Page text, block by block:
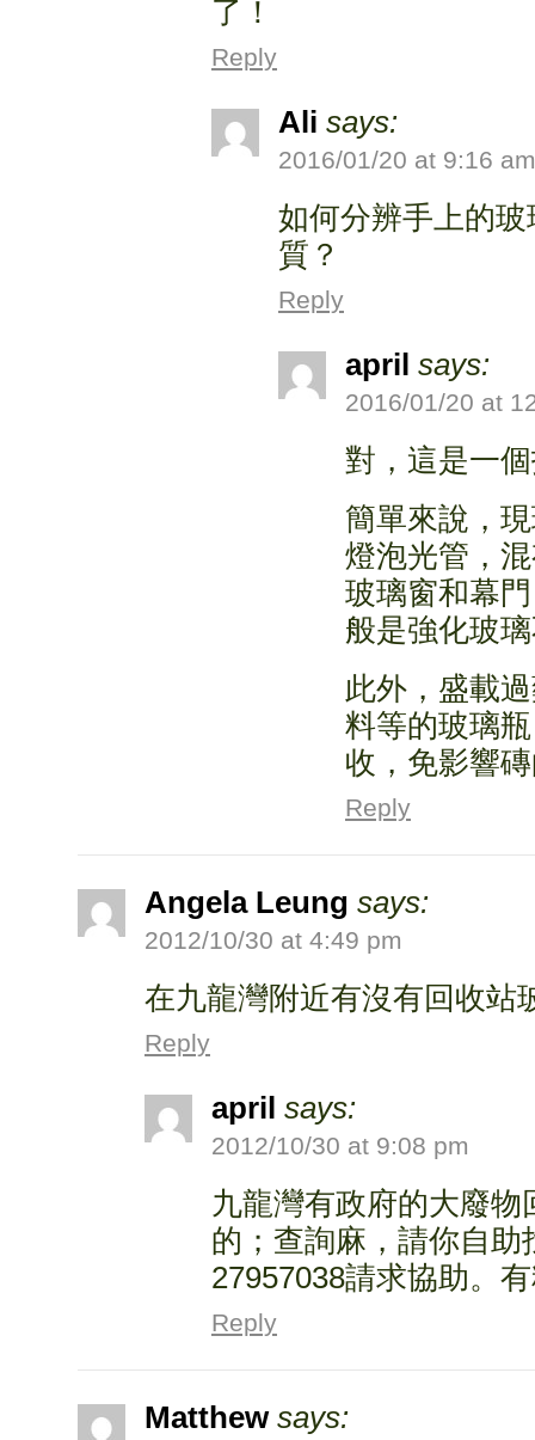
了！
Reply
Ali says:
2016/01/20 at 9:16 am
如何分辨手上的
質？
Reply
april says:
2016/01/20 at
對，這是一
簡單來說，
燈泡光管，
玻璃窗和幕
般是強化玻
此外，盛載
料等的玻璃
收，免影響
Reply
Angela Leung says:
2012/10/30 at 4:49 pm
在九龍灣附近有沒有回收站
Reply
april says:
2012/10/30 at 9:08 pm
九龍灣有政府的大廢
的；查詢麻，請你自助
27957038請求協助。
Reply
Matthew says: